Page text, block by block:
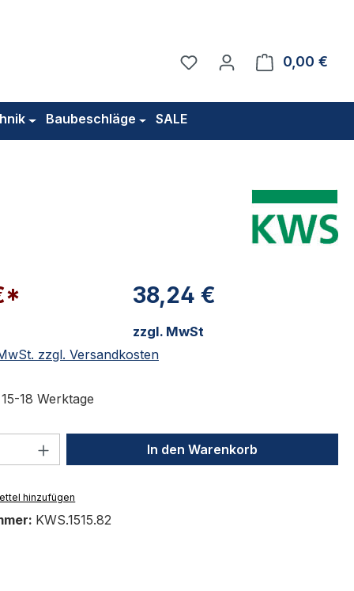
Du hast 0 Produkte auf
0,00 €
Baubeschläge SALE
38,24 €
zzgl. MwSt
zzgl. Versandkosten
18 Werktage
Gib den gewünschten Wert
In den Warenkorb
hinzufügen
KWS.1515.82